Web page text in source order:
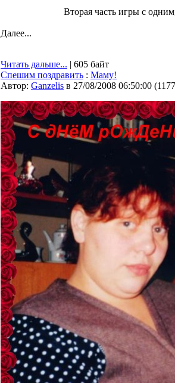
Вторая часть игры с
Далее...
Читать дальше... | 605 байт
Спешим поздравить : Маму!
Автор: Ganzelis в 27/08/2008 06:50:00 (